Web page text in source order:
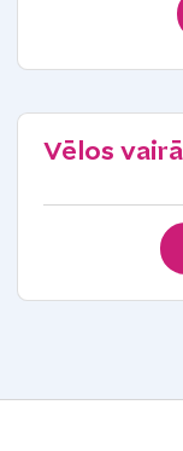
Vēlos